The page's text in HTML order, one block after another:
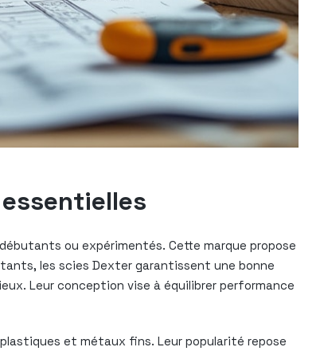
ou expérimentés. Cette marque propose
les scies Dexter garantissent une bonne
Leur conception vise à équilibrer performance
et métaux fins. Leur popularité repose